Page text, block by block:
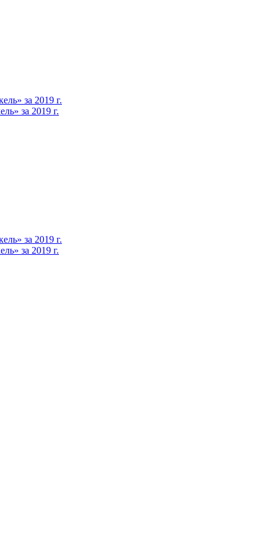
за 2019 г.
за 2019 г.
за 2019 г.
за 2019 г.